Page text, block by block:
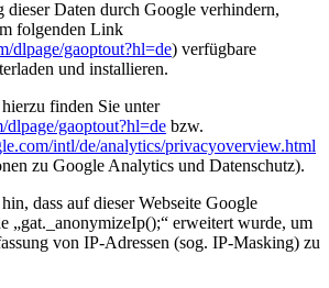
dieser Daten durch Google verhindern,
folgenden Link
dlpage/gaoptout?hl=de) verfügbare
und installieren.
finden Sie unter
gaoptout?hl=de bzw.
intl/de/analytics/privacyoverview.html
zu Google Analytics und Datenschutz).
dass auf dieser Webseite Google
„gat._anonymizeIp();“ erweitert wurde, um
von IP-Adressen (sog. IP-Masking) zu